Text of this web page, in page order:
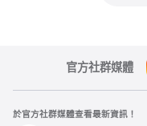
官方社群媒體
於官方社群媒體查看最新資訊！